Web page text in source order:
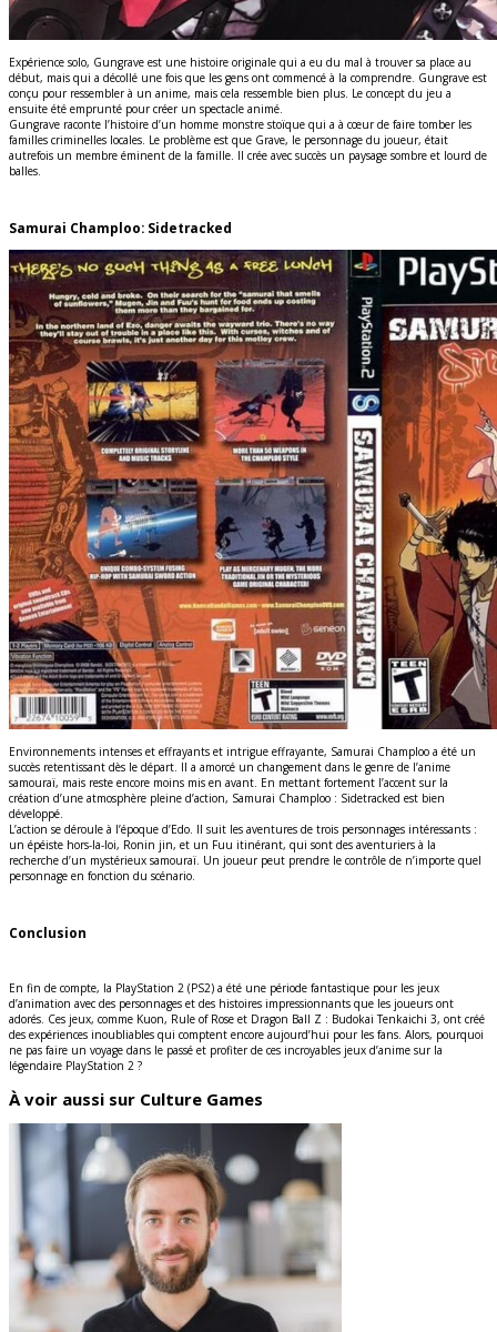
Expérience solo, Gungrave est une histoire originale qui a eu du mal à trouver sa place au
début, mais qui a décollé une fois que les gens ont commencé à la comprendre. Gungrave est
conçu pour ressembler à un anime, mais cela ressemble bien plus. Le concept du jeu a
ensuite été emprunté pour créer un spectacle animé.
Gungrave raconte l’histoire d’un homme monstre stoïque qui a à cœur de faire tomber les
familles criminelles locales. Le problème est que Grave, le personnage du joueur, était
autrefois un membre éminent de la famille. Il crée avec succès un paysage sombre et lourd de
balles.
Samurai Champloo: Sidetracked
Environnements intenses et effrayants et intrigue effrayante, Samurai Champloo a été un
succès retentissant dès le départ. Il a amorcé un changement dans le genre de l’anime
samouraï, mais reste encore moins mis en avant. En mettant fortement l’accent sur la
création d’une atmosphère pleine d’action, Samurai Champloo : Sidetracked est bien
développé.
L’action se déroule à l’époque d’Edo. Il suit les aventures de trois personnages intéressants :
un épéiste hors-la-loi, Ronin jin, et un Fuu itinérant, qui sont des aventuriers à la
recherche d’un mystérieux samouraï. Un joueur peut prendre le contrôle de n’importe quel
personnage en fonction du scénario.
Conclusion
En fin de compte, la PlayStation 2 (PS2) a été une période fantastique pour les jeux
d’animation avec des personnages et des histoires impressionnants que les joueurs ont
adorés. Ces jeux, comme Kuon, Rule of Rose et Dragon Ball Z : Budokai Tenkaichi 3, ont créé
des expériences inoubliables qui comptent encore aujourd’hui pour les fans. Alors, pourquoi
ne pas faire un voyage dans le passé et profiter de ces incroyables jeux d’anime sur la
légendaire PlayStation 2 ?
À voir aussi sur Culture Games